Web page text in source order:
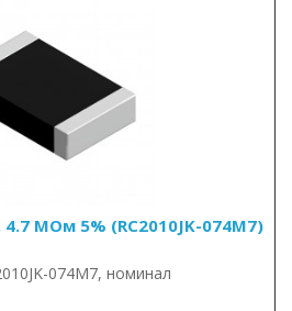
4.7 МОм 5% (RC2010JK-074M7)
074M7, номинал